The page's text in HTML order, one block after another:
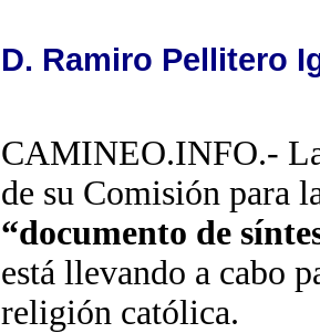
D. Ramiro Pellitero
CAMINEO.INFO.- La
de su Comisión para
“documento de
está llevando a cabo
religión católica.